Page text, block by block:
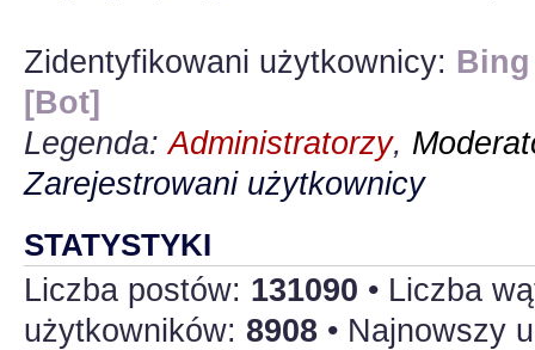
Zidentyfikowani użytkownicy:
[Bot]
Legenda:Administratorzy,
Zarejestrowani użytkownicy
STATYSTYKI
Liczba postów: 131090 • Liczba
użytkowników: 8908 • Najnowszy